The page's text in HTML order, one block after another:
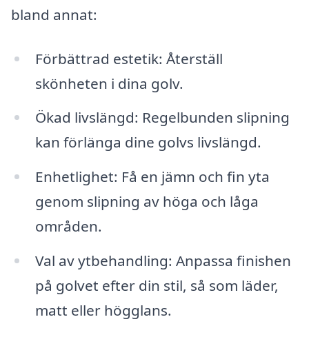
bland annat:
Förbättrad estetik: Återställ
skönheten i dina golv.
Ökad livslängd: Regelbunden slipning
kan förlänga dine golvs livslängd.
Enhetlighet: Få en jämn och fin yta
genom slipning av höga och låga
områden.
Val av ytbehandling: Anpassa finishen
på golvet efter din stil, så som läder,
matt eller högglans.